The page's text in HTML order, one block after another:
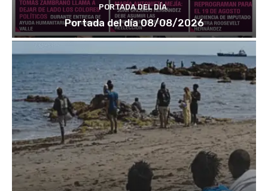
PORTADA DEL DÍA
Portada del día 08/08/2026